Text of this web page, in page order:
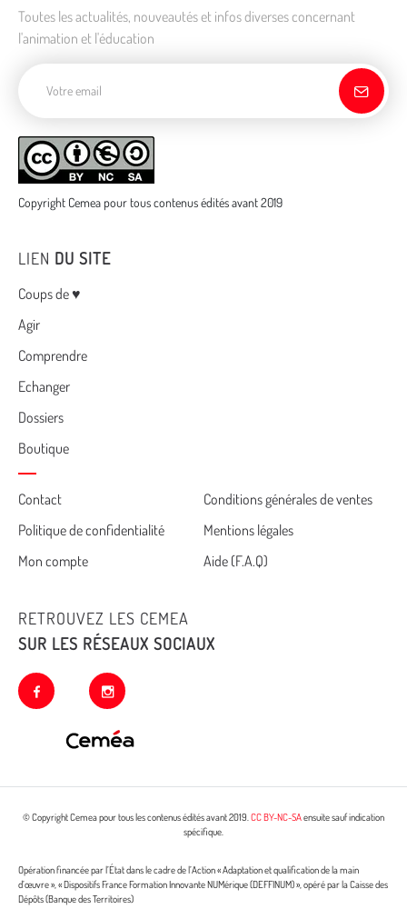
Toutes les actualités, nouveautés et infos diverses concernant
l'animation et l'éducation
Copyright Cemea pour tous contenus édités avant 2019
LIEN DU SITE
Menu
Coups de ♥
Agir
Comprendre
Echanger
Dossiers
Boutique
Cemea
footer
Contact
Conditions générales de ventes
Politique de confidentialité
Mentions légales
Mon compte
Aide (F.A.Q)
RETROUVEZ LES CEMEA
SUR LES RÉSEAUX SOCIAUX
facebook instagram
© Copyright Cemea pour tous les contenus édités avant 2019. CC BY-NC-SAensuite sauf indication
spécifique.
Opération financée par l’État dans le cadre de l’Action « Adaptation et qualification de la main
d’œuvre », « Dispositifs France Formation Innovante NUMérique (DEFFINUM) », opéré par la Caisse des
Dépôts (Banque des Territoires)